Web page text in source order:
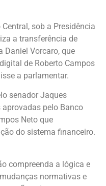
sob a Presidência
a transferência de
Daniel Vorcaro, que
de Roberto Campos
a parlamentar.
senador Jaques
aprovadas pelo Banco
Neto que
do sistema financeiro.
compreenda a lógica e
normativas e